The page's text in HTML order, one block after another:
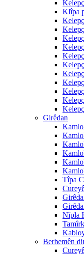
Klîpa
Girêdan
Tîpa
Nîpla
Berhemên